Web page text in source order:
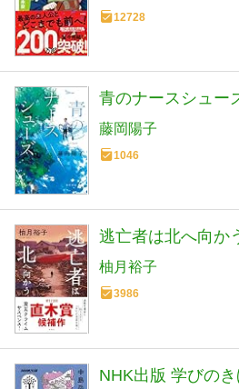
12728
青のナースシュー
藤岡陽子
1046
逃亡者は北へ向か
柚月裕子
3986
NHK出版 学びの